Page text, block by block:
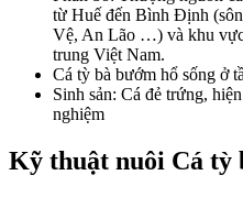
từ Huế đến Bình Định
Vệ, An Lão …) và khu
trung Việt Nam.
Cá tỳ bà bướm hổ sống ở
Sinh sản: Cá đẻ trứng,
nghiệm
Kỹ thuật nuôi Cá tỳ